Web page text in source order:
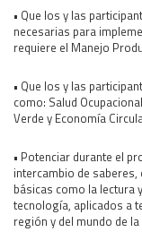
• Que los y las
necesarias para
requiere el Manejo
• Que los y las
como: Salud
Verde y Economía
• Potenciar durante el
intercambio de
básicas como la lectura
tecnología, aplicados a
región y del mundo de